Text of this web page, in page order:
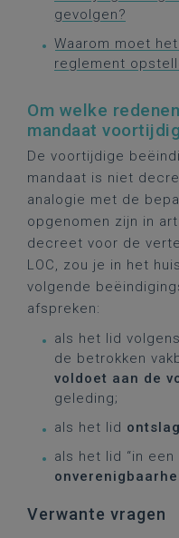
gevolgen?
Waarom moet
reglement
Om welke
mandaat
De voortijdige
mandaat is niet
analogie met de
opgenomen zijn in
decreet voor de
LOC, zou je in het
volgende
afspreken:
als het lid
de betrokken
voldoet aan de
geleding;
als het lid ontslag
als het lid “in
Verwante vragen